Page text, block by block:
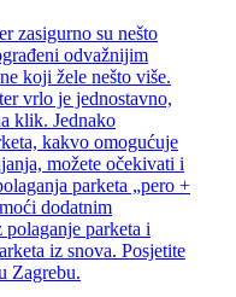
zasigurno su nešto
odvažnijim
koji žele nešto više.
vrlo je jednostavno,
klik. Jednako
kakvo omogućuje
možete očekivati i
parketa „pero +
dodatnim
parketa i
iz snova. Posjetite
Zagrebu.